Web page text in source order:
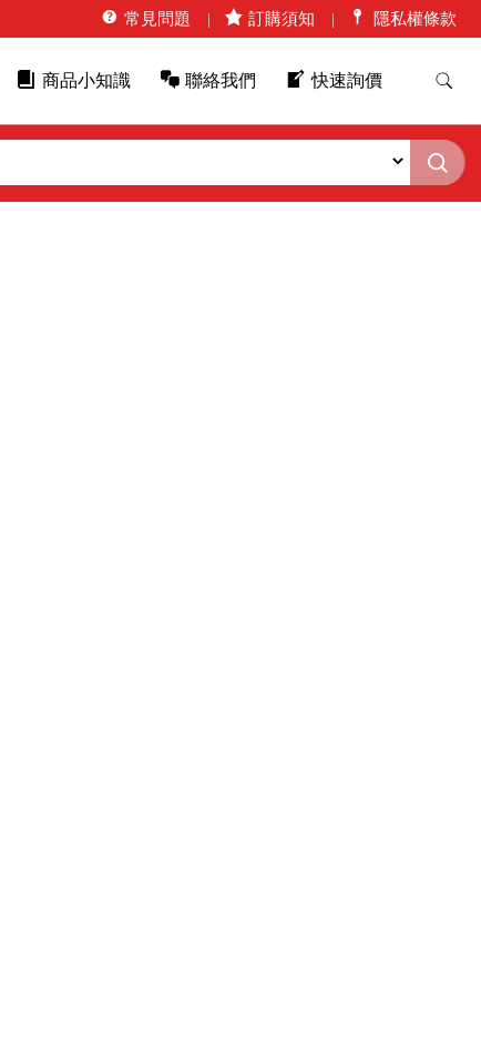
常見問題 訂購須知 隱私權條款
商品小知識 聯絡我們 快速詢價